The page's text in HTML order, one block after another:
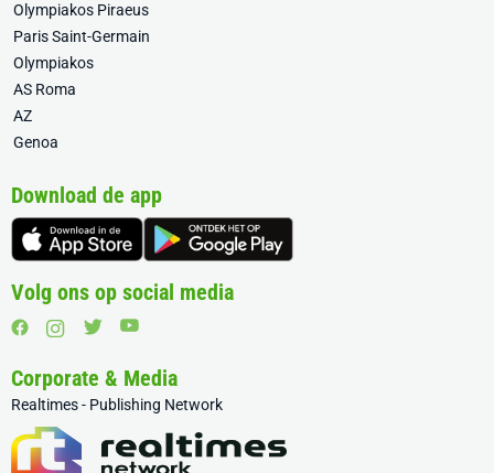
Olympiakos Piraeus
Paris Saint-Germain
Olympiakos
AS Roma
AZ
Genoa
Download de app
Volg ons op social media
Corporate & Media
Realtimes - Publishing Network